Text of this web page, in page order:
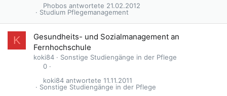
Studium Pflegemanagement
21.02.2012
Phobos
K
Gesundheits- und Sozialmanagement an
Fernhochschule
koki84
Sonstige Studiengänge in der Pflege
0
Sonstige Studiengänge in der Pflege
11.11.2011
koki84